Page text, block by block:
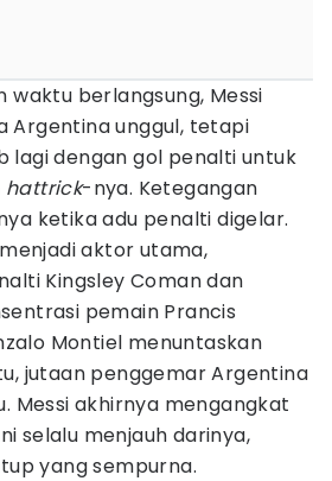
waktu berlangsung, Messi
Argentina unggul, tetapi
lagi dengan gol penalti untuk
hattrick-nya. Ketegangan
ketika adu penalti digelar.
aktor utama,
Kingsley Coman dan
pemain Prancis
Montiel menuntaskan
jutaan penggemar Argentina
Messi akhirnya mengangkat
selalu menjauh darinya,
yang sempurna.